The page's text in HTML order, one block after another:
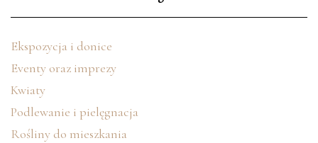
Ekspozycja i donice
Eventy oraz imprezy
Kwiaty
Podlewanie i pielęgnacja
Rośliny do mieszkania